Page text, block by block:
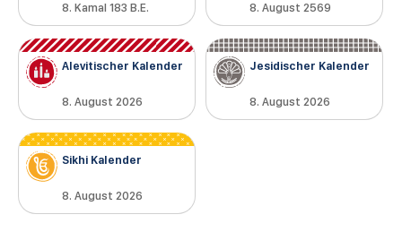
8. Kamal 183 B.E.
8. August 2569
Alevitischer Kalender
8. August 2026
Jesidischer Kalender
8. August 2026
Sikhi Kalender
8. August 2026